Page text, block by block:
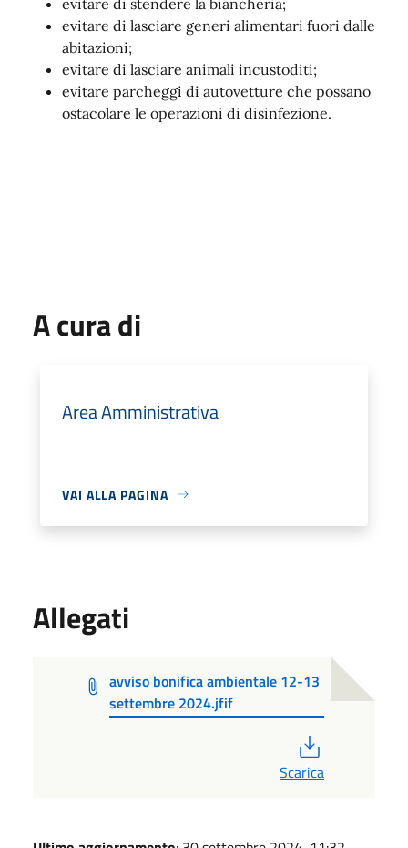
evitare di lasciare generi alimentari fuori dalle
abitazioni;
evitare di lasciare animali incustoditi;
evitare parcheggi di autovetture che possano
ostacolare le operazioni di disinfezione.
A cura di
Area Amministrativa
VAI ALLA PAGINA
Allegati
avviso bonifica ambientale 12-13
settembre 2024.jfif
Scarica